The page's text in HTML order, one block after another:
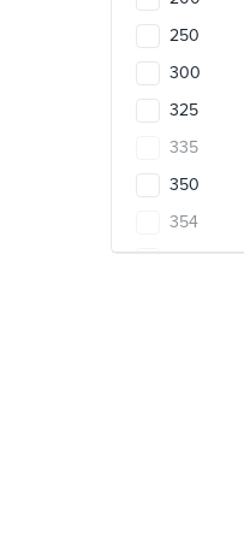
250
300
325
335
350
354
360